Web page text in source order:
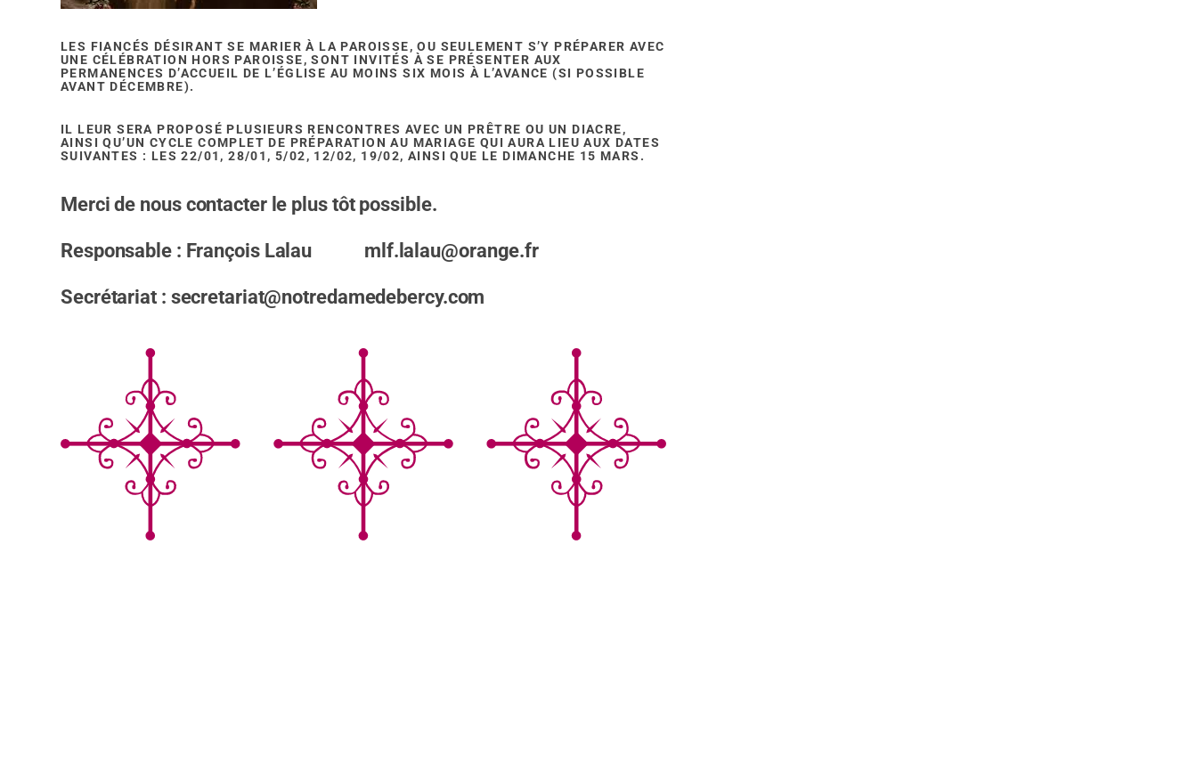
LES FIANCÉS DÉSIRANT SE MARIER À LA PAROISSE, OU SEULEMENT S’Y PRÉPARER AVEC
UNE CÉLÉBRATION HORS PAROISSE, SONT INVITÉS À SE PRÉSENTER AUX
PERMANENCES D’ACCUEIL DE L’ÉGLISE AU MOINS SIX MOIS À L’AVANCE (SI POSSIBLE
AVANT DÉCEMBRE).
IL LEUR SERA PROPOSÉ PLUSIEURS RENCONTRES AVEC UN PRÊTRE OU UN DIACRE,
AINSI QU’UN CYCLE COMPLET DE PRÉPARATION AU MARIAGE QUI AURA LIEU AUX DATES
SUIVANTES : LES 22/01, 28/01, 5/02, 12/02, 19/02, AINSI QUE LE DIMANCHE 15 MARS.
Merci de nous contacter le plus tôt possible.
Responsable : François Lalau mlf.lalau@orange.fr
Secrétariat : secretariat@notredamedebercy.com